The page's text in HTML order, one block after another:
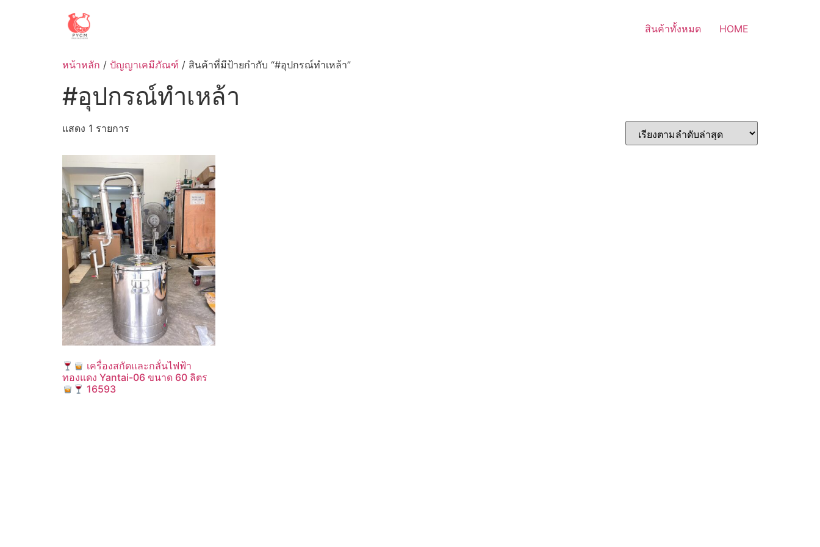
สินค้าทั้งหมด HOME
หน้าหลัก / ปัญญาเคมีภัณฑ์ / สินค้าที่มีป้ายกำกับ “#อุปกรณ์ทำเหล้า”
#อุปกรณ์ทำเหล้า
แสดง 1 รายการ
เครื่องสกัดและกลั่นไฟฟ้า
ทองแดง Yantai-06 ขนาด 60 ลิตร
16593